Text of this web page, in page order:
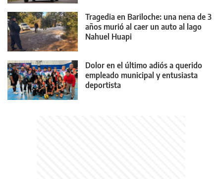
Tragedia en Bariloche: una nena de 3
años murió al caer un auto al lago
Nahuel Huapi
Dolor en el último adiós a querido
empleado municipal y entusiasta
deportista